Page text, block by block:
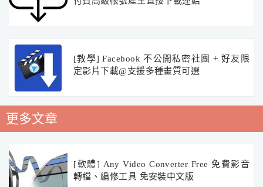
[教學] Facebook 不公開私密社團 + 好友限
定影片下載@支援多種畫質可選
更多文章
[軟體] Any Video Converter Free 免費影音
轉檔、編修工具 免安裝中文版